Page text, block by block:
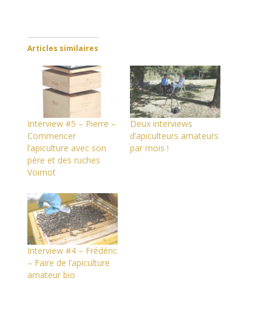
Articles similaires
Interview #5 – Pierre –
Commencer
l’apiculture avec son
père et des ruches
Voirnot
Deux interviews
d’apiculteurs amateurs
par mois !
Interview #4 – Frédéric
– Faire de l’apiculture
amateur bio